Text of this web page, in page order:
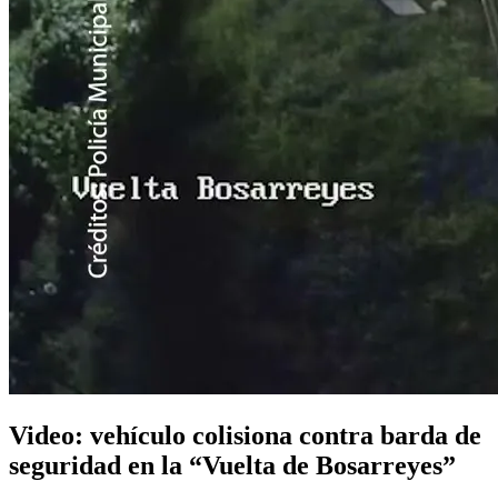
Video: vehículo colisiona contra barda de
seguridad en la “Vuelta de Bosarreyes”